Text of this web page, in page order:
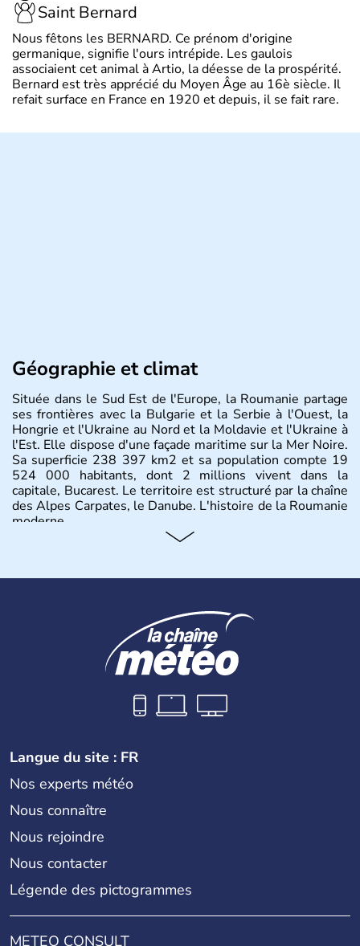
Saint Bernard
Nous fêtons les BERNARD. Ce prénom d'origine
germanique, signifie l'ours intrépide. Les gaulois
associaient cet animal à Artio, la déesse de la prospérité.
Bernard est très apprécié du Moyen Âge au 16è siècle. Il
refait surface en France en 1920 et depuis, il se fait rare.
Géographie et climat
Située dans le Sud Est de l'Europe, la Roumanie partage
ses frontières avec la Bulgarie et la Serbie à l'Ouest, la
Hongrie et l'Ukraine au Nord et la Moldavie et l'Ukraine à
l'Est. Elle dispose d'une façade maritime sur la Mer Noire.
Sa superficie 238 397 km2 et sa population compte 19
524 000 habitants, dont 2 millions vivent dans la
capitale, Bucarest. Le territoire est structuré par la chaîne
des Alpes Carpates, le Danube. L'histoire de la Roumanie
moderne.
Langue du site : FR
Nos experts météo
Nous connaître
Nous rejoindre
Nous contacter
Légende des pictogrammes
METEO CONSULT